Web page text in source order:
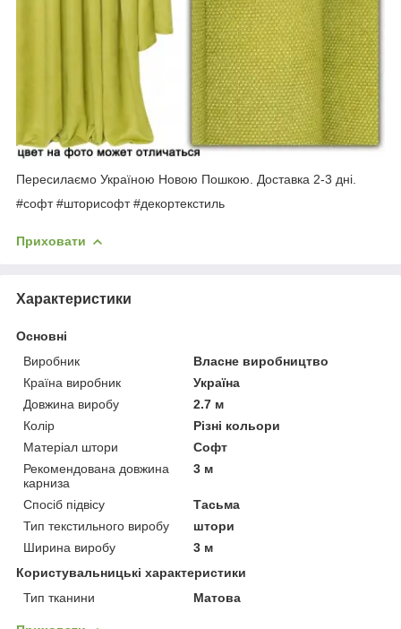
Пересилаємо Україною Новою Пошкою. Доставка 2-3 дні.
#софт #шторисофт #декортекстиль
Приховати
Характеристики
Основні
Виробник
Власне виробництво
Країна виробник
Україна
Довжина виробу
2.7 м
Колір
Різні кольори
Матеріал штори
Софт
Рекомендована довжина
карниза
3 м
Спосіб підвісу
Тасьма
Тип текстильного виробу
штори
Ширина виробу
3 м
Користувальницькі характеристики
Тип тканини
Матова